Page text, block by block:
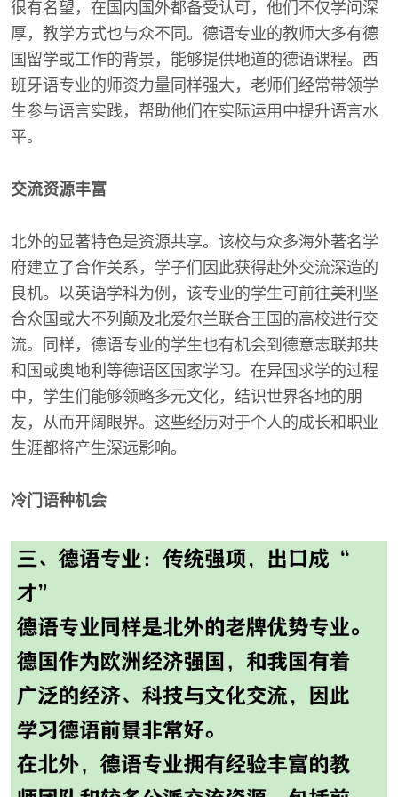
很有名望，在国内国外都备受认可，他们不仅学问深
厚，教学方式也与众不同。德语专业的教师大多有德
国留学或工作的背景，能够提供地道的德语课程。西
班牙语专业的师资力量同样强大，老师们经常带领学
生参与语言实践，帮助他们在实际运用中提升语言水
平。
交流资源丰富
北外的显著特色是资源共享。该校与众多海外著名学
府建立了合作关系，学子们因此获得赴外交流深造的
良机。以英语学科为例，该专业的学生可前往美利坚
合众国或大不列颠及北爱尔兰联合王国的高校进行交
流。同样，德语专业的学生也有机会到德意志联邦共
和国或奥地利等德语区国家学习。在异国求学的过程
中，学生们能够领略多元文化，结识世界各地的朋
友，从而开阔眼界。这些经历对于个人的成长和职业
生涯都将产生深远影响。
冷门语种机会